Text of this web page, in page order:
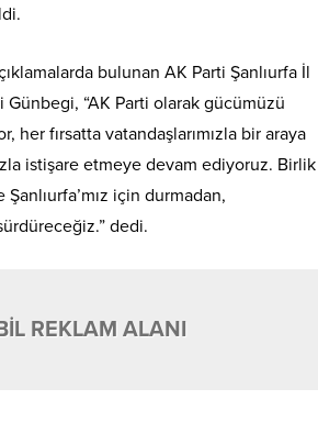
bulunan AK Parti Şanlıurfa İl
Günbegi, “AK Parti olarak gücümüzü
her fırsatta vatandaşlarımızla bir araya
istişare etmeye devam ediyoruz. Birlik
için durmadan,
dedi.
REKLAM ALANI